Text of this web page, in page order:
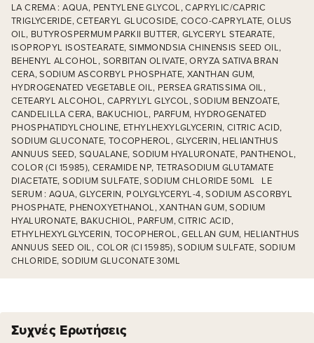
LA CREMA : AQUA, PENTYLENE GLYCOL, CAPRYLIC/CAPRIC
TRIGLYCERIDE, CETEARYL GLUCOSIDE, COCO-CAPRYLATE, OLUS
OIL, BUTYROSPERMUM PARKII BUTTER, GLYCERYL STEARATE,
ISOPROPYL ISOSTEARATE, SIMMONDSIA CHINENSIS SEED OIL,
BEHENYL ALCOHOL, SORBITAN OLIVATE, ORYZA SATIVA BRAN
CERA, SODIUM ASCORBYL PHOSPHATE, XANTHAN GUM,
HYDROGENATED VEGETABLE OIL, PERSEA GRATISSIMA OIL,
CETEARYL ALCOHOL, CAPRYLYL GLYCOL, SODIUM BENZOATE,
CANDELILLA CERA, BAKUCHIOL, PARFUM, HYDROGENATED
PHOSPHATIDYLCHOLINE, ETHYLHEXYLGLYCERIN, CITRIC ACID,
SODIUM GLUCONATE, TOCOPHEROL, GLYCERIN, HELIANTHUS
ANNUUS SEED, SQUALANE, SODIUM HYALURONATE, PANTHENOL,
COLOR (CI 15985), CERAMIDE NP, TETRASODIUM GLUTAMATE
DIACETATE, SODIUM SULFATE, SODIUM CHLORIDE 50ML LE
SERUM : AQUA, GLYCERIN, POLYGLYCERYL-4, SODIUM ASCORBYL
PHOSPHATE, PHENOXYETHANOL, XANTHAN GUM, SODIUM
HYALURONATE, BAKUCHIOL, PARFUM, CITRIC ACID,
ETHYLHEXYLGLYCERIN, TOCOPHEROL, GELLAN GUM, HELIANTHUS
ANNUUS SEED OIL, COLOR (CI 15985), SODIUM SULFATE, SODIUM
CHLORIDE, SODIUM GLUCONATE 30ML
Συχνές Ερωτήσεις